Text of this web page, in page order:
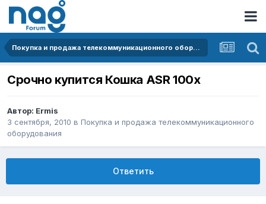
Покупка и продажа телекоммуникационного оборудования
Срочно купится Кошка ASR 100x
Автор: Ermis
3 сентября, 2010 в Покупка и продажа телекоммуникационного
оборудования
Ответить